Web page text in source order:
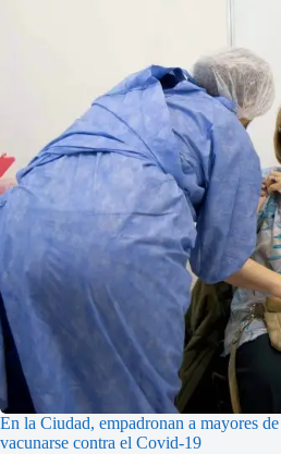
En la Ciudad, empadronan a mayores
vacunarse contra el Covid-19